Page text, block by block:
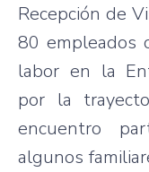
Recepción de
80 empleados
labor en la
por la
encuentro
algunos